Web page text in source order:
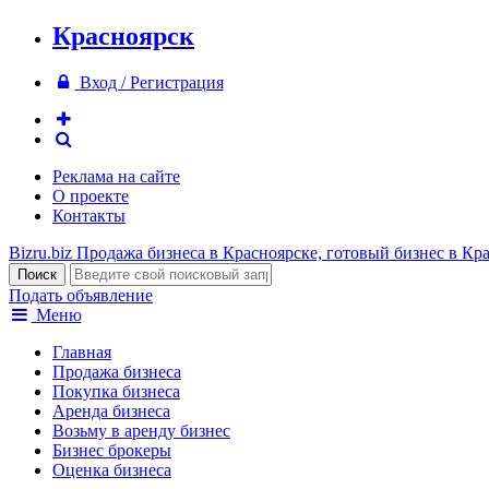
Красноярск
Вход / Регистрация
Реклама на сайте
О проекте
Контакты
Bizru.biz Продажа бизнеса в Красноярске, готовый бизнес в
Подать объявление
Меню
Главная
Продажа бизнеса
Покупка бизнеса
Аренда бизнеса
Возьму в аренду бизнес
Бизнес брокеры
Оценка бизнеса